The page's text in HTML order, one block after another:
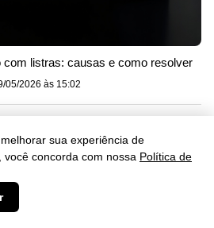
sua experiência de
você concorda com nossa Política de
listras: causas e como resolver
05/2026 às 15:02